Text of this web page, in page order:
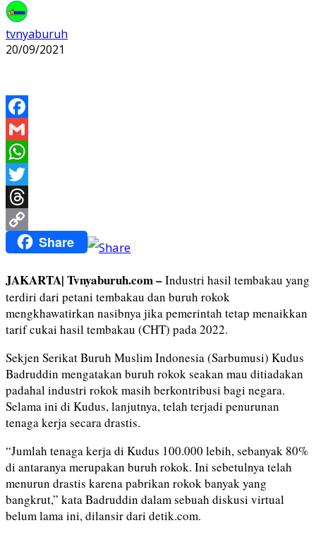
tvnyaburuh
20/09/2021
Facebook
Gmail
WhatsApp
Twitter
Threads
Copy Share
JAKARTA| Tvnyaburuh.com –Industri hasil tembakau yang
terdiri dari petani tembakau dan buruh rokok
mengkhawatirkan nasibnya jika pemerintah tetap menaikkan
tarif cukai hasil tembakau (CHT) pada 2022.
Sekjen Serikat Buruh Muslim Indonesia (Sarbumusi) Kudus
Badruddin mengatakan buruh rokok seakan mau ditiadakan
padahal industri rokok masih berkontribusi bagi negara.
Selama ini di Kudus, lanjutnya, telah terjadi penurunan
tenaga kerja secara drastis.
“Jumlah tenaga kerja di Kudus 100.000 lebih, sebanyak 80%
di antaranya merupakan buruh rokok. Ini sebetulnya telah
menurun drastis karena pabrikan rokok banyak yang
bangkrut,” kata Badruddin dalam sebuah diskusi virtual
belum lama ini, dilansir dari detik.com.